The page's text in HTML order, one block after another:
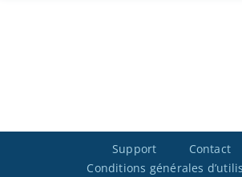
Support
Contact
Conditions générales